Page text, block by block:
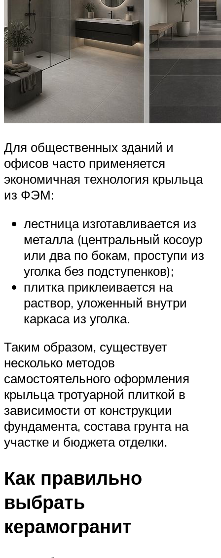
Для общественных зданий и
офисов часто применяется
экономичная технология крыльца
из ФЭМ:
лестница изготавливается из
металла (центральный косоур
или два по бокам, проступи из
уголка без подступенков);
плитка приклеивается на
раствор, уложенный внутри
каркаса из уголка.
Таким образом, существует
несколько методов
самостоятельного оформления
крыльца тротуарной плиткой в
зависимости от конструкции
фундамента, состава грунта на
участке и бюджета отделки.
Как правильно
выбрать
керамогранит